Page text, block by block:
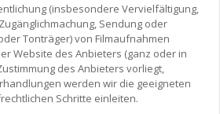
(insbesondere Vervielfältigung,
Sendung oder
Tonträger) von Filmaufnahmen
Website des Anbieters (ganz oder in
des Anbieters vorliegt,
werden wir die geeigneten
Schritte einleiten.